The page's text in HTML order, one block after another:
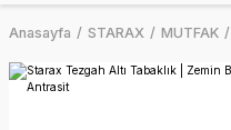
Anasayfa STARAX MUTFAK